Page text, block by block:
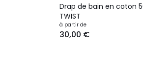
Drap de bain en coton 500g/m² - ZERO
TWIST
à partir de
30,00 €
Couleurs